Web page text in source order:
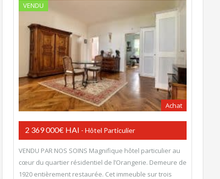
VENDU
Achat
2 369 000€ HAI - Hôtel Particulier
VENDU PAR NOS SOINS Magnifique hôtel particulier au
cœur du quartier résidentiel de l’Orangerie. Demeure de
1920 entièrement restaurée. Cet immeuble sur trois